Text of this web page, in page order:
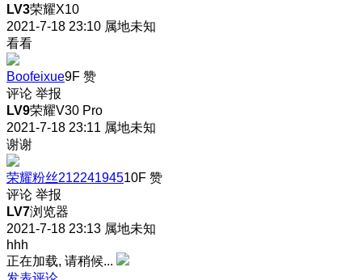
LV3荣耀X10
2021-7-18 23:10 属地未知
看看
Boofeixue9F 赞
评论 举报
LV9荣耀V30 Pro
2021-7-18 23:11 属地未知
谢谢
荣耀粉丝21224194510F 赞
评论 举报
LV7浏览器
2021-7-18 23:13 属地未知
hhh
正在加载, 请稍候...